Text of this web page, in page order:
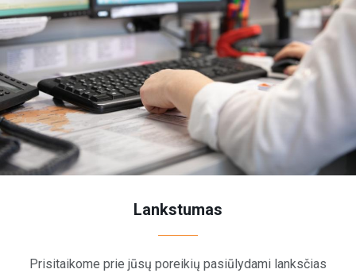
Lankstumas
Prisitaikome prie jūsų poreikių pasiūlydami lanksčias